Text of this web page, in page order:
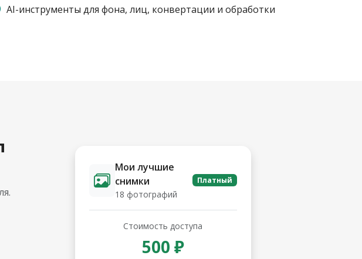
AI-инструменты для фона, лиц, конвертации и обработки
Мои лучшие
снимки
18 фотографий
Платный
Стоимость доступа
500 ₽